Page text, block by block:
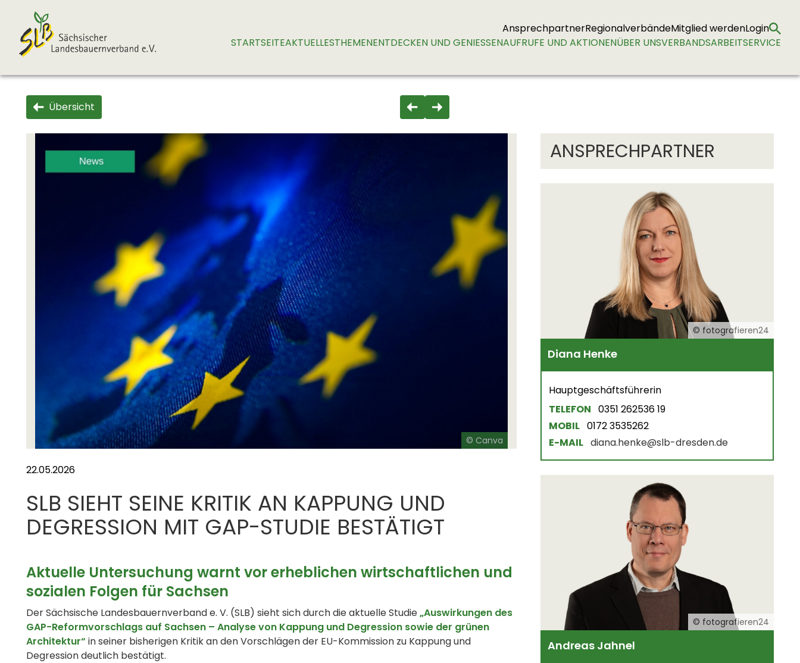
AnsprechpartnerRegionalverbändeMitglied werdenLogin
STARTSEITEAKTUELLESTHEMENENTDECKEN UND GENIESSEN AUFRUFE UND AKTIONENÜBER UNSVERBANDSARBEITSERVICE
Übersicht
© Canva
22.05.2026
SLB SIEHT SEINE KRITIK AN KAPPUNG UND
DEGRESSION MIT GAP-STUDIE BESTÄTIGT
Aktuelle Untersuchung warnt vor erheblichen wirtschaftlichen und
sozialen Folgen für Sachsen
Der Sächsische Landesbauernverband e. V. (SLB) sieht sich durch die aktuelle Studie„Auswirkungen des
GAP-Reformvorschlags auf Sachsen – Analyse von Kappung und Degression sowie der grünen
Architektur“ in seiner bisherigen Kritik an den Vorschlägen der EU-Kommission zu Kappung und
Degression deutlich bestätigt.
ANSPRECHPARTNER
© fotografieren24
Diana Henke
Hauptgeschäftsführerin
TELEFON 0351 262536 19
MOBIL 0172 3535262
E-MAIL diana.henke@slb-dresden.de
© fotografieren24
Andreas Jahnel